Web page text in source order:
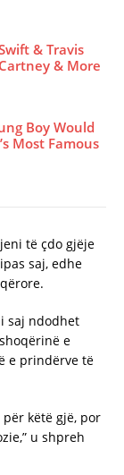
& Travis
& More
Boy Would
Most Famous
të çdo gjëje
saj, edhe
saj ndodhet
e
e prindërve të
këtë gjë, por
u shpreh